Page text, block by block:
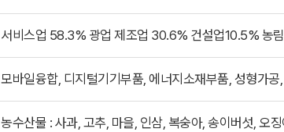
서비스업 58.3% 광업 제조업 30.6% 건설업10.5% 농
모바일융합, 디지털기기부품, 에너지소재부품, 성형가공
농수산물 : 사과, 고추, 마을, 인삼, 복숭아, 송이버섯, 오징